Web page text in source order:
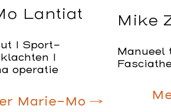
Marie-Mo
I Sport-
I
operatie
Lantiat
Manueel
Mike